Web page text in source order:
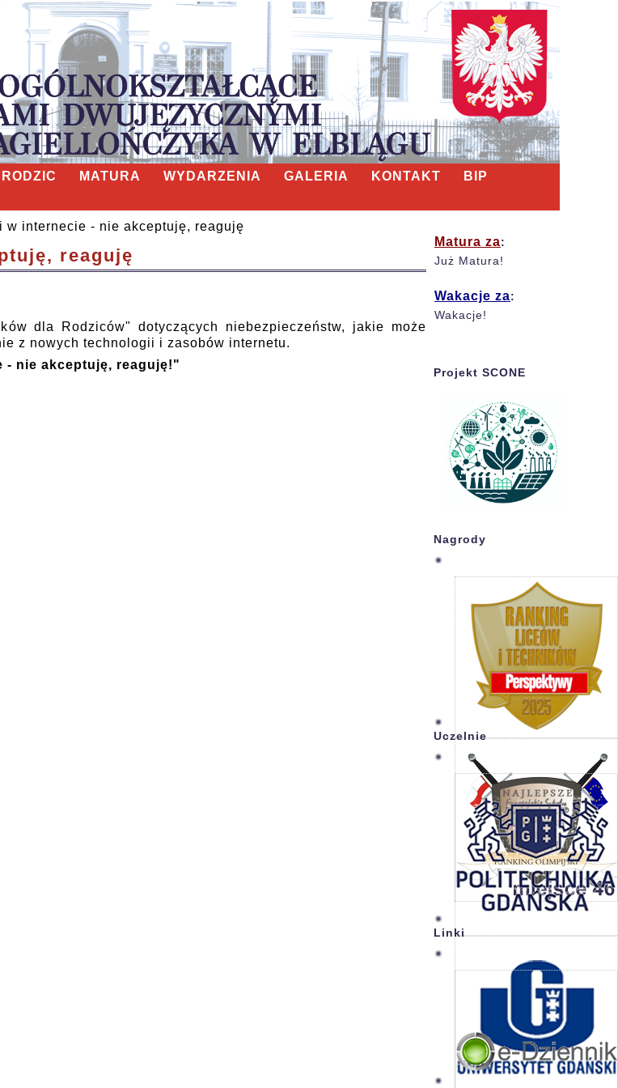
RODZIC MATURA WYDARZENIA GALERIA KONTAKT
BIP
w internecie - nie akceptuję, reaguję
reaguję
dla Rodziców" dotyczących niebezpieczeństw, jakie może
z nowych technologii i zasobów internetu.
- nie akceptuję, reaguję!"
Matura za:
Już Matura!
Wakacje za:
Wakacje!
Projekt SCONE
Nagrody
Uczelnie
Linki